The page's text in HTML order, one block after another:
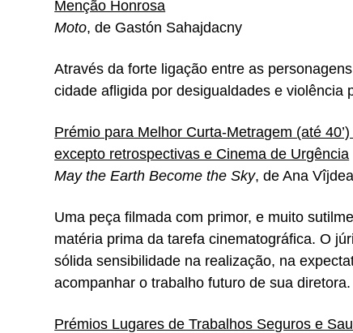
Menção Honrosa
Moto, de Gastón Sahajdacny
Através da forte ligação entre as
cidade afligida por desigualdades e violência
Prémio para Melhor Curta-Metragem (até
excepto retrospectivas e Cinema de Urgência
May the Earth Become the Sky, de Ana Vîjdea
Uma peça filmada com primor, e muito
matéria prima da tarefa cinematográfica. O
sólida sensibilidade na realização, na
acompanhar o trabalho futuro de sua diretora.
Prémios Lugares de Trabalhos Seguros e